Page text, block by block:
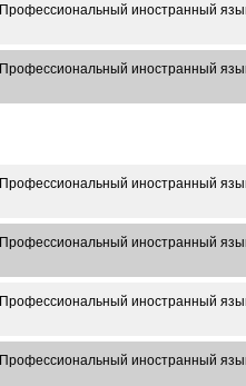
Профессиональный иностранный
Профессиональный иностранный
Профессиональный иностранный
Профессиональный иностранный
Профессиональный иностранный
Профессиональный иностранный